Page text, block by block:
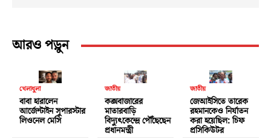
আরও পড়ুন
খেলাধুলা
বাবা হারালেন
আর্জেন্টাইন সুপারস্টার
লিওনেল মেসি
জাতীয়
কক্সবাজারের
মাতারবাড়ি
বিদ্যুৎকেন্দ্রে পৌঁছেছেন
প্রধানমন্ত্রী
জাতীয়
জেআইসিতে তারেক
রহমানকেও নির্যাতন
করা হয়েছিল: চিফ
প্রসিকিউটর